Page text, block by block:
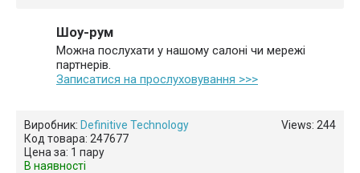
Шоу-рум
Можна послухати у нашому салоні чи мережі
партнерів.
Записатися на прослуховування >>>
Views: 244
Виробник: Definitive Technology
Код товара: 247677
Цена за: 1 пару
В наявності